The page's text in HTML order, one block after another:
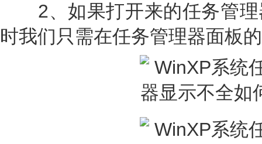
2、如果打开来的任务管理
时我们只需在任务管理器面板